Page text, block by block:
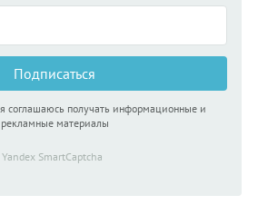
Подписаться
соглашаюсь получать информационные и
рекламные материалы
SmartCaptcha